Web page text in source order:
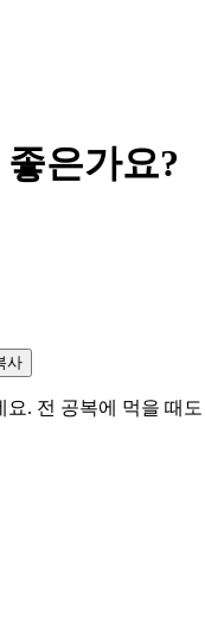
은가요?
사
. 전 공복에 먹을 때